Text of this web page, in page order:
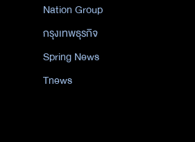
Nation Group
กรุงเทพธุรกิจ
Spring News
Tnews